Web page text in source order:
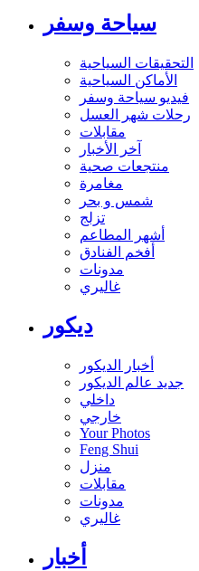
سياحة وسفر
التحقيقات السياحية
الأماكن السياحية
فيديو سياحة وسفر
رحلات شهر العسل
مقابلات
آخر الأخبار
منتجعات صحية
مغامرة
شمس و بحر
تزلج
أشهر المطاعم
أفخم الفنادق
مدونات
غاليري
ديكور
أخبار الديكور
جديد عالم الديكور
داخلي
خارجي
Your Photos
Feng Shui
منزل
مقابلات
مدونات
غاليري
أخبار